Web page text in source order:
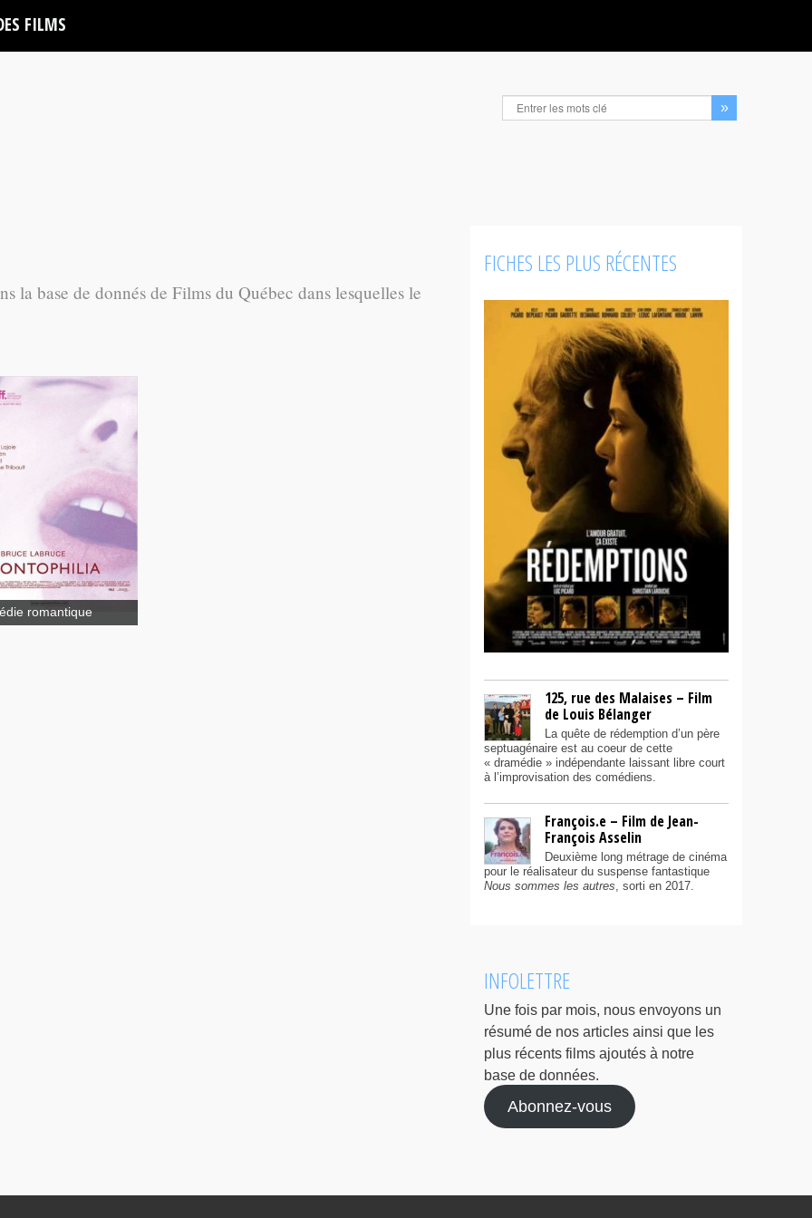
FILMS
la base de donnés de Films du Québec dans lesquelles le
romantique
FICHES LES PLUS RÉCENTES
125, rue des Malaises – Film
de Louis Bélanger
La quête de rédemption d’un père
septuagénaire est au coeur de cette
« dramédie » indépendante laissant libre court
à l’improvisation des comédiens.
François.e – Film de Jean-
François Asselin
Deuxième long métrage de cinéma
pour le réalisateur du suspense fantastique
Nous sommes les autres, sorti en 2017.
INFOLETTRE
Une fois par mois, nous envoyons un
résumé de nos articles ainsi que les
plus récents films ajoutés à notre
base de données.
Abonnez-vous